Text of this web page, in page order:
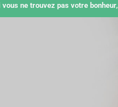
ne trouvez pas votre bonheur,